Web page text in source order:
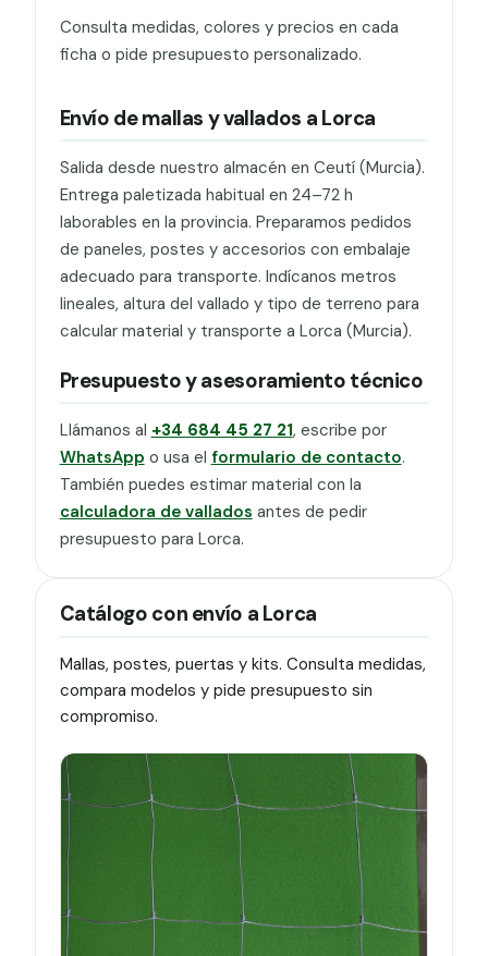
Consulta medidas, colores y precios en cada
ficha o pide presupuesto personalizado.
Envío de mallas y vallados a Lorca
Salida desde nuestro almacén en Ceutí (Murcia).
Entrega paletizada habitual en 24–72 h
laborables en la provincia. Preparamos pedidos
de paneles, postes y accesorios con embalaje
adecuado para transporte. Indícanos metros
lineales, altura del vallado y tipo de terreno para
calcular material y transporte a Lorca (Murcia).
Presupuesto y asesoramiento técnico
Llámanos al +34 684 45 27 21, escribe por
WhatsApp o usa el formulario de contacto.
También puedes estimar material con la
calculadora de vallados antes de pedir
presupuesto para Lorca.
Catálogo con envío a Lorca
Mallas, postes, puertas y kits. Consulta medidas,
compara modelos y pide presupuesto sin
compromiso.